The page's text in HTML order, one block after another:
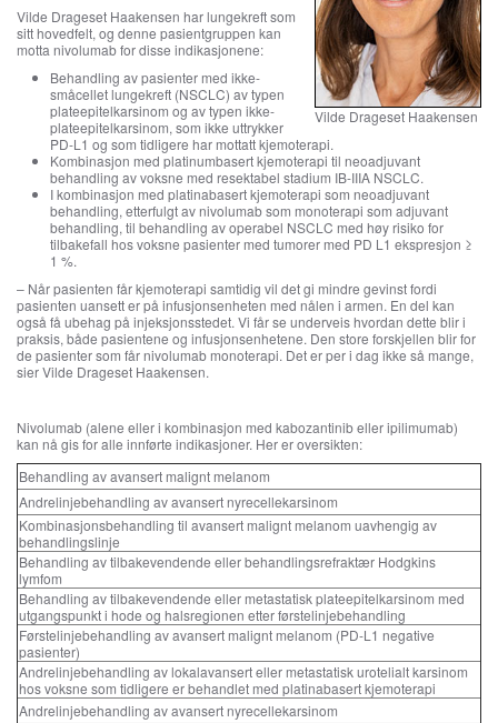
Vilde Drageset Haakensen
Vilde Drageset Haakensen har lungekreft som
sitt hovedfelt, og denne pasientgruppen kan
motta nivolumab for disse indikasjonene:
Behandling av pasienter med ikke-
småcellet lungekreft (NSCLC) av typen
plateepitelkarsinom og av typen ikke-
plateepitelkarsinom, som ikke uttrykker
PD-L1 og som tidligere har mottatt kjemoterapi.
Kombinasjon med platinumbasert kjemoterapi til neoadjuvant
behandling av voksne med resektabel stadium IB-IIIA NSCLC.
I kombinasjon med platinabasert kjemoterapi som neoadjuvant
behandling, etterfulgt av nivolumab som monoterapi som adjuvant
behandling, til behandling av operabel NSCLC med høy risiko for
tilbakefall hos voksne pasienter med tumorer med PD L1 ekspresjon ≥
1 %.
– Når pasienten får kjemoterapi samtidig vil det gi mindre gevinst fordi
pasienten uansett er på infusjonsenheten med nålen i armen. En del kan
også få ubehag på injeksjonsstedet. Vi får se underveis hvordan dette blir i
praksis, både pasientene og infusjonsenhetene. Den store forskjellen blir for
de pasienter som får nivolumab monoterapi. Det er per i dag ikke så mange,
sier Vilde Drageset Haakensen.
Nivolumab (alene eller i kombinasjon med kabozantinib eller ipilimumab)
kan nå gis for alle innførte indikasjoner. Her er oversikten:
Behandling av avansert malignt melanom
Andrelinjebehandling av avansert nyrecellekarsinom
Kombinasjonsbehandling til avansert malignt melanom uavhengig av
behandlingslinje
Behandling av tilbakevendende eller behandlingsrefraktær Hodgkins
lymfom
Behandling av tilbakevendende eller metastatisk plateepitelkarsinom med
utgangspunkt i hode og halsregionen etter førstelinjebehandling
Førstelinjebehandling av avansert malignt melanom (PD-L1 negative
pasienter)
Andrelinjebehandling av lokalavansert eller metastatisk urotelialt karsinom
hos voksne som tidligere er behandlet med platinabasert kjemoterapi
Andrelinjebehandling av avansert nyrecellekarsinom